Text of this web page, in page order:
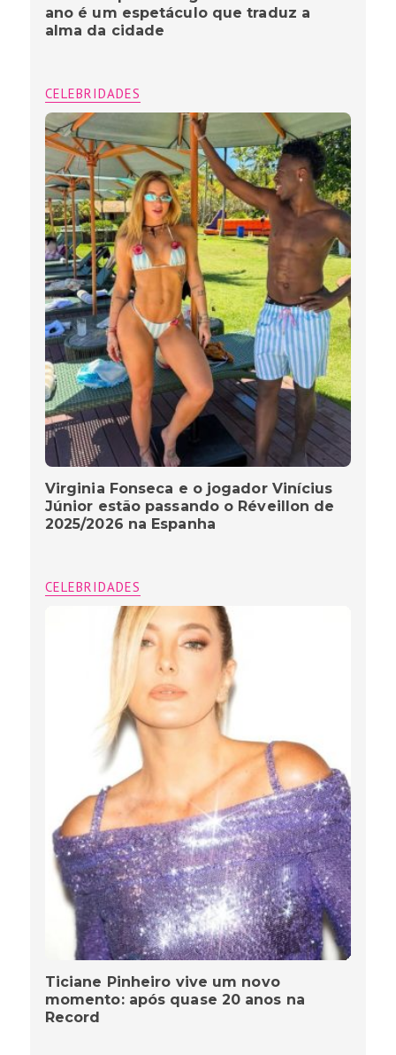
ano é um espetáculo que traduz a
alma da cidade
CELEBRIDADES
Virginia Fonseca e o jogador Vinícius
Júnior estão passando o Réveillon de
2025/2026 na Espanha
CELEBRIDADES
Ticiane Pinheiro vive um novo
momento: após quase 20 anos na
Record